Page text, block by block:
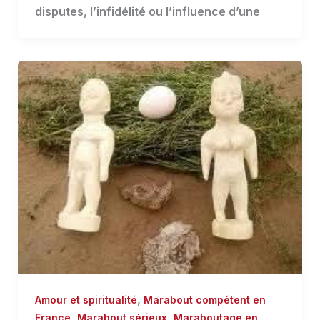
disputes, l’infidélité ou l’influence d’une
Amour et spiritualité, Marabout compétent en